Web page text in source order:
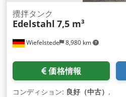
Wiefelstede 8,980 km
攪拌タンク
Edelstahl 7,5 m³
価格情報
コンディション: 良好（中古） ,